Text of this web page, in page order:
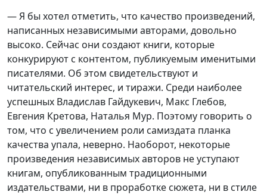
— Я бы хотел отметить, что качество произведений,
написанных независимыми авторами, довольно
высоко. Сейчас они создают книги, которые
конкурируют с контентом, публикуемым именитыми
писателями. Об этом свидетельствуют и
читательский интерес, и тиражи. Среди наиболее
успешных Владислав Гайдукевич, Макс Глебов,
Евгения Кретова, Наталья Мур. Поэтому говорить о
том, что с увеличением роли самиздата планка
качества упала, неверно. Наоборот, некоторые
произведения независимых авторов не уступают
книгам, опубликованным традиционными
издательствами, ни в проработке сюжета, ни в стиле